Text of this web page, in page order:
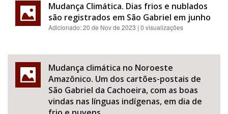
Área Protegida
BUSCAR
Mudança Climática. Dias frios e nublados
são registrados em São Gabriel em junho
Adicionado:20 de Nov de 2023 | 0 visualizações
Mudança climática no Noroeste
Amazônico. Um dos cartões-postais de
São Gabriel da Cachoeira, com as boas
vindas nas línguas indígenas, em dia de